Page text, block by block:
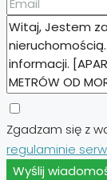
Zgadzam się z
regulaminie
Wyślij